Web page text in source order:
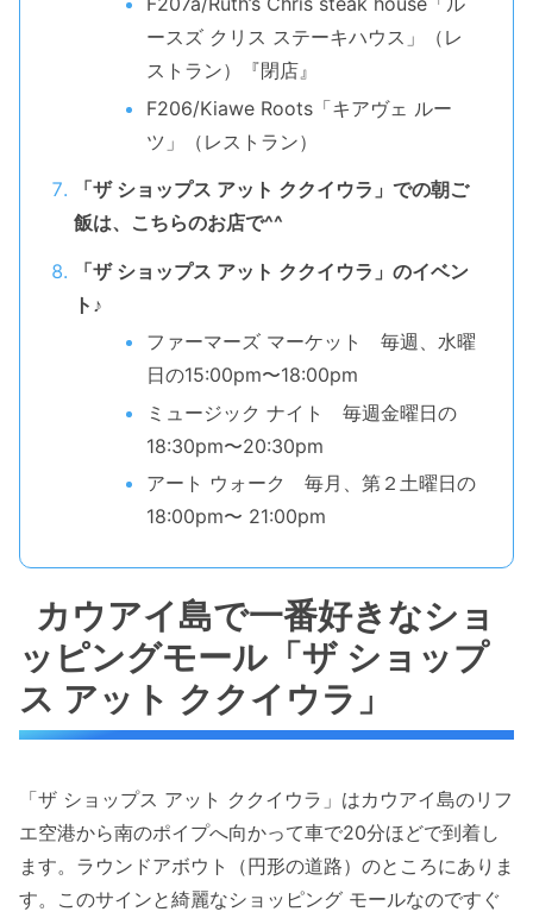
ースズ クリス ステーキハウス」（レ
ストラン）『閉店』
F206/Kiawe Roots「キアヴェ ルー
ツ」（レストラン）
「ザ ショップス アット ククイウラ」での朝ご
飯は、こちらのお店で^^
「ザ ショップス アット ククイウラ」のイベン
ト♪
ファーマーズ マーケット 毎週、水曜
日の15:00pm〜18:00pm
ミュージック ナイト 毎週金曜日の
18:30pm〜20:30pm
アート ウォーク 毎月、第２土曜日の
18:00pm〜 21:00pm
カウアイ島で一番好きなショ
ッピングモール「ザ ショップ
ス アット ククイウラ」
「ザ ショップス アット ククイウラ」はカウアイ島のリフ
エ空港から南のポイプへ向かって車で20分ほどで到着し
ます。ラウンドアボウト（円形の道路）のところにありま
す。このサインと綺麗なショッピング モールなのですぐ